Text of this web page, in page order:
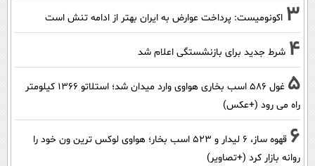
3 اکونومیست: پرداخت عوارض به ایران بهتر از ادامه تنش است
4 شرط جدید برای بازنشستگی اعلام شد
5
غول 586 اسب بخاری هواوی وارد میدان شد؛ استلاتو 1366 کیلومتر
راه می رود (+عکس)
6
قهوه ساز، 6 لیدار و 523 اسب بخار؛ هواوی لوکس ترین ون خود را
روانه بازار کرد (+تصاویر)